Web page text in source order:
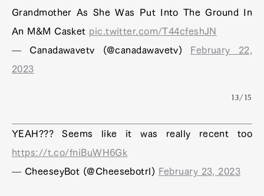
Grandmother As She Was Put Into The Ground In
An M&M Casket pic.twitter.com/T44cfeshJN
— Canadawavetv (@canadawavetv)
February 22,
2023
13/15
YEAH??? Seems like it was really recent too
https://t.co/fniBuWH6Gk
— CheeseyBot (@Cheesebotrl)
February 23, 2023